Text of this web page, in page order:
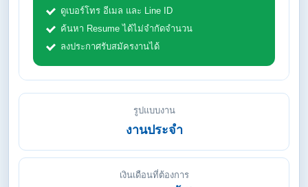
ดูเบอร์โทร อีเมล และ Line ID
ค้นหา Resume ได้ไม่จำกัดจำนวน
ลงประกาศรับสมัครงานได้
รูปแบบงาน
งานประจำ
เงินเดือนที่ต้องการ